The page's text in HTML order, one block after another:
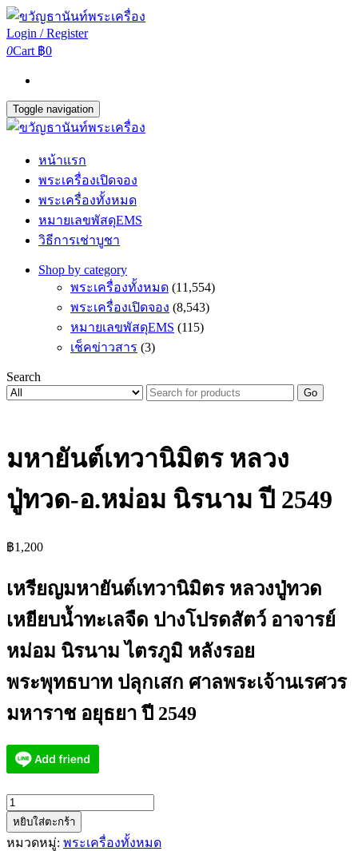
Login / Register
0Cart ฿0
Toggle navigation
หน้าแรก
พระเครื่องเปิดจอง
พระเครื่องทั้งหมด
หมายเลขพัสดุEMS
วิธีการเช่าบูชา
Shop by category
พระเครื่องทั้งหมด (11,554)
พระเครื่องเปิดจอง (8,543)
หมายเลขพัสดุEMS (115)
เช็คข่าวสาร (3)
Search
Go
มหายันต์เทวานิมิตร หลวง
ปู่ทวด-อ.หม่อม นิรนาม ปี 2549
฿1,200
เหรียญมหายันต์เทวานิมิตร หลวงปู่ทวด
เหยียบน้ำทะเลจืด ปางโปรดสัตว์ อาจารย์
หม่อม นิรนาม ไตรภูมิ หลังรอย
พระพุทธบาท ปลุกเสก ศาลพระเจ้านเรศวร
มหาราช อยุธยา ปี 2549
จำนวน
มหา
ยันต์
หยิบใส่ตะกร้า
หมวดหมู่: พระเครื่องทั้งหมด